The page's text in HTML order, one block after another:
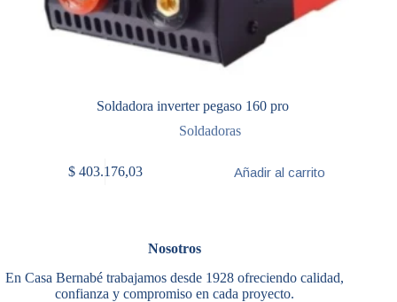
Soldadora inverter pegaso 160 pro
Soldadoras
$403.176,03 Añadir al carrito
Nosotros
En Casa Bernabé trabajamos desde 1928 ofreciendo calidad,
confianza y compromiso en cada proyecto.